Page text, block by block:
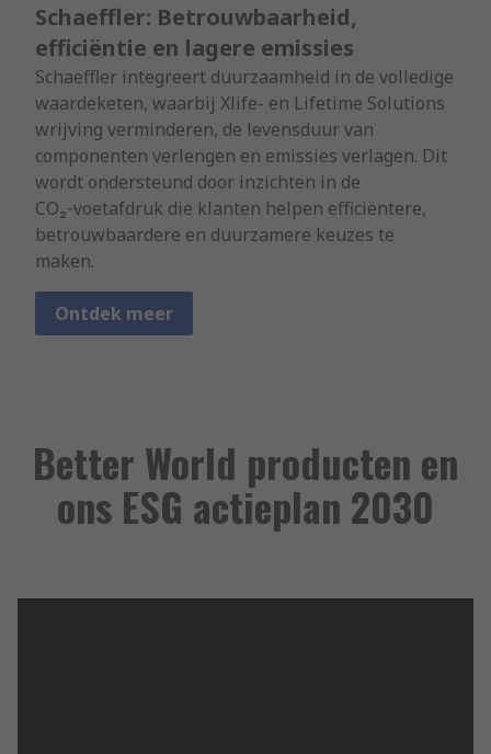
Schaeffler: Betrouwbaarheid,
efficiëntie en lagere emissies
Schaeffler integreert duurzaamheid in de volledige
waardeketen, waarbij Xlife- en Lifetime Solutions
wrijving verminderen, de levensduur van
componenten verlengen en emissies verlagen. Dit
wordt ondersteund door inzichten in de
CO₂‑voetafdruk die klanten helpen efficiëntere,
betrouwbaardere en duurzamere keuzes te
maken.
Ontdek meer
Better World producten en
ons ESG actieplan 2030